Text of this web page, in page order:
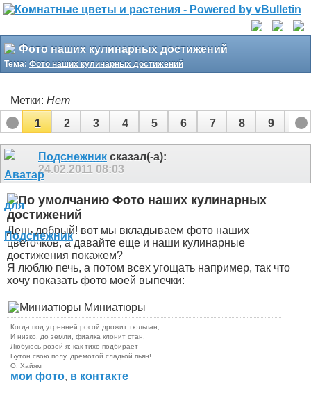
Фото наших кулинарных достижений
Тема: Фото наших кулинарных достижений
Метки: Нет
1
2 3 4 5 6 7 8 9 10
11 15
Подснежник сказал(-а):
24.02.2011 08:03
Фото наших кулинарных
достижений
День добрый! вот мы вкладываем фото наших
цветочков, а давайте еще и наши кулинарные
достижения покажем?
Я люблю печь, а потом всех угощать например, так что
хочу показать фото моей выпечки:
Миниатюры
Когда под утренней росой дрожит тюльпан,
И низко, до земли, фиалка клонит стан,
Любуюсь розой я: как тихо подбирает
Бутон свою полу, дремотой сладкой пьян!
О. Хайям
мои фото, в контакте